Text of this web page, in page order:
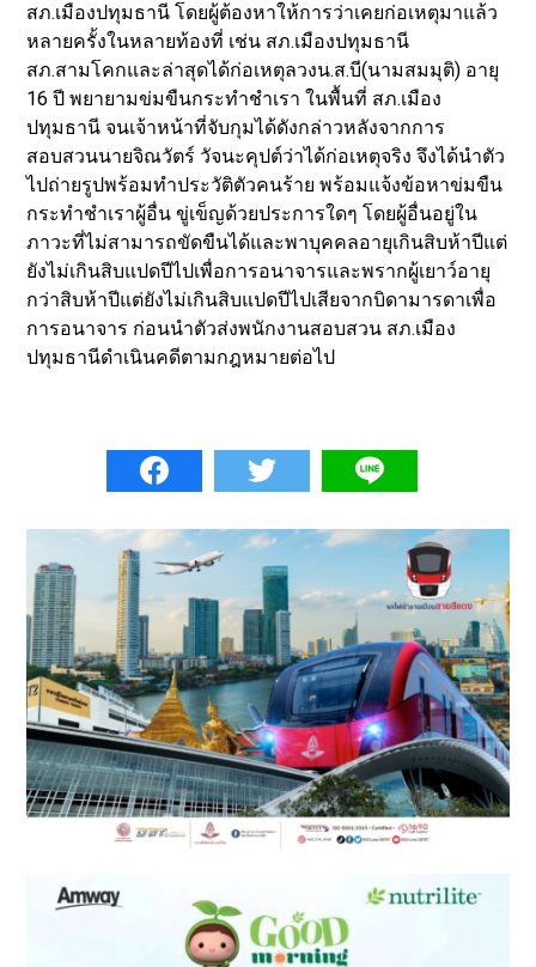
สภ.เมืองปทุมธานี โดยผู้ต้องหาให้การว่าเคยก่อเหตุมาแล้ว
หลายครั้งในหลายท้องที่ เช่น สภ.เมืองปทุมธานี
สภ.สามโคกและล่าสุดได้ก่อเหตุลวงน.ส.บี(นามสมมุติ) อายุ
16 ปี พยายามข่มขืนกระทำชำเรา ในพื้นที่ สภ.เมือง
ปทุมธานี จนเจ้าหน้าที่จับกุมได้ดังกล่าวหลังจากการ
สอบสวนนายจิณวัตร์ วัจนะคุปต์ว่าได้ก่อเหตุจริง จึงได้นำตัว
ไปถ่ายรูปพร้อมทำประวัติตัวคนร้าย พร้อมแจ้งข้อหาข่มขืน
กระทำชำเราผู้อื่น ขู่เข็ญด้วยประการใดๆ โดยผู้อื่นอยู่ใน
ภาวะที่ไม่สามารถขัดขืนได้และพาบุคคลอายุเกินสิบห้าปีแต่
ยังไม่เกินสิบแปดปีไปเพื่อการอนาจารและพรากผู้เยาว์อายุ
กว่าสิบห้าปีแต่ยังไม่เกินสิบแปดปีไปเสียจากบิดามารดาเพื่อ
การอนาจาร ก่อนนำตัวส่งพนักงานสอบสวน สภ.เมือง
ปทุมธานีดำเนินคดีตามกฎหมายต่อไป